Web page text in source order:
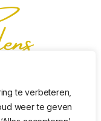
te verbeteren,
weer te geven